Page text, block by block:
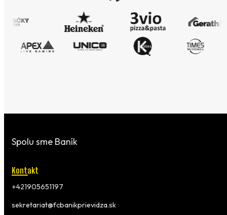
Spolu sme Baník
Kontakt
+421905651197
sekretariat@fcbanikprievidza.sk